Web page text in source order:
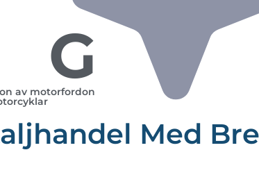
G
av motorfordon
Med